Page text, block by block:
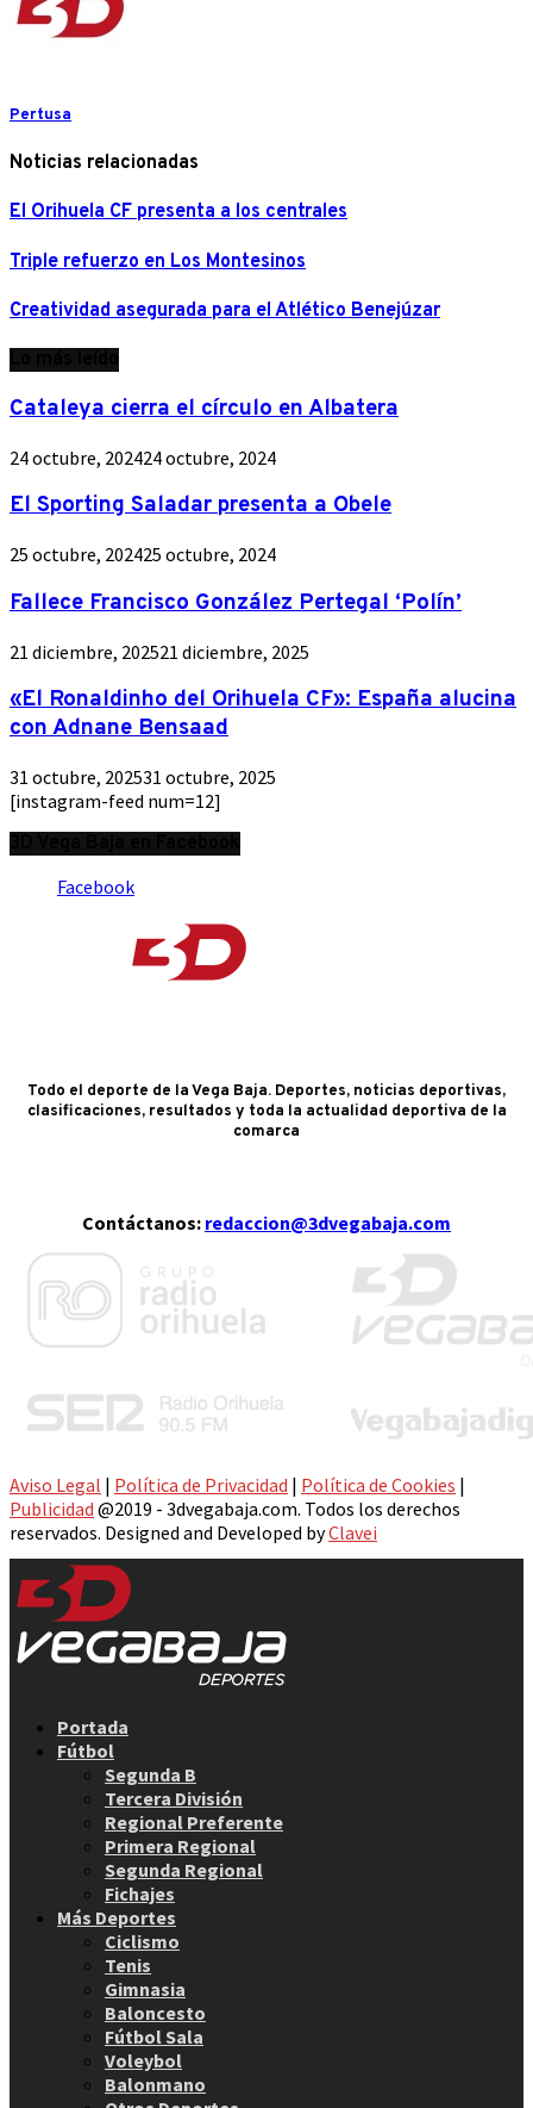
Pertusa
Noticias relacionadas
El Orihuela CF presenta a los centrales
Triple refuerzo en Los Montesinos
Creatividad asegurada para el Atlético Benejúzar
Cataleya cierra el círculo en Albatera
24 octubre, 202424 octubre, 2024
El Sporting Saladar presenta a Obele
25 octubre, 202425 octubre, 2024
Fallece Francisco González Pertegal ‘Polín’
21 diciembre, 202521 diciembre, 2025
«El Ronaldinho del Orihuela CF»: España alucina
con Adnane Bensaad
31 octubre, 202531 octubre, 2025
[instagram-feed num=12]
Facebook
Todo el deporte de la Vega Baja. Deportes, noticias deportivas,
clasificaciones, resultados y toda la actualidad deportiva de la
comarca
Contáctanos: redaccion@3dvegabaja.com
Aviso Legal | Política de Privacidad | Política de Cookies |
Publicidad @2019 - 3dvegabaja.com. Todos los derechos
reservados. Designed and Developed byClavei
Portada
Fútbol
Segunda B
Tercera División
Regional Preferente
Primera Regional
Segunda Regional
Fichajes
Más Deportes
Ciclismo
Tenis
Gimnasia
Baloncesto
Fútbol Sala
Voleybol
Balonmano